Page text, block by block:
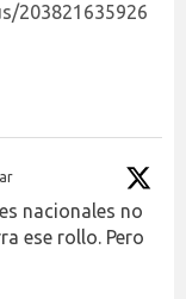
203821635926
nacionales no
ese rollo. Pero